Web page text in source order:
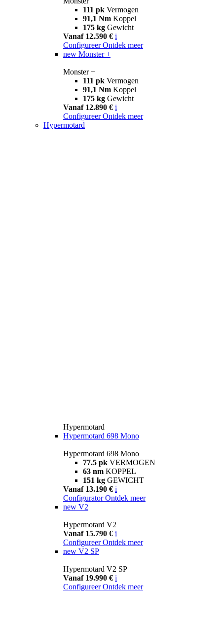
111 pk Vermogen
91,1 Nm Koppel
175 kg Gewicht
Vanaf 12.590 € i
Configureer Ontdek meer
new Monster +
Monster +
111 pk Vermogen
91,1 Nm Koppel
175 kg Gewicht
Vanaf 12.890 € i
Configureer Ontdek meer
Hypermotard
Hypermotard
Hypermotard 698 Mono
Hypermotard 698 Mono
77.5 pk VERMOGEN
63 nm KOPPEL
151 kg GEWICHT
Vanaf 13.190 € i
Configurator Ontdek meer
new V2
Hypermotard V2
Vanaf 15.790 € i
Configureer Ontdek meer
new V2 SP
Hypermotard V2 SP
Vanaf 19.990 € i
Configureer Ontdek meer